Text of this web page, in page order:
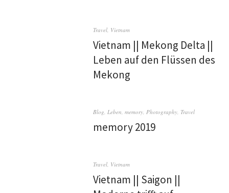
Travel, Vietnam
Vietnam || Mekong Delta ||
Leben auf den Flüssen des
Mekong
Blog,Leben,memory,Photography, Travel
memory 2019
Travel, Vietnam
Vietnam || Saigon ||